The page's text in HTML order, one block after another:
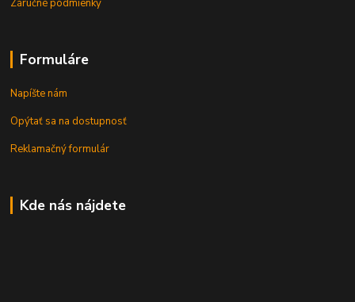
Záručné podmienky
Formuláre
Napíšte nám
Opýtať sa na dostupnosť
Reklamačný formulár
Kde nás nájdete